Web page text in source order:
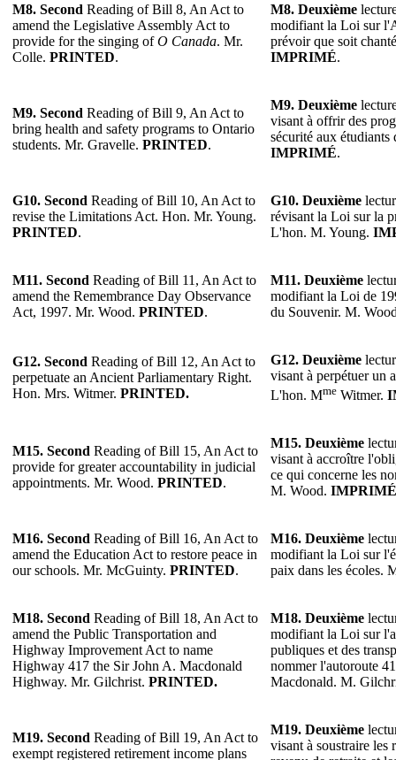
M8. Second Reading of Bill 8, An Act to
amend the Legislative Assembly Act to
provide for the singing ofO Canada. Mr.
Colle. PRINTED.
M8. Deuxième
modifiant la Loi sur
prévoir que soit
IMPRIMÉ.
M9. Second Reading of Bill 9, An Act to
bring health and safety programs to Ontario
students. Mr. Gravelle. PRINTED.
M9. Deuxième
visant à offrir des
sécurité aux
IMPRIMÉ.
G10. Second Reading of Bill 10, An Act to
revise the Limitations Act. Hon. Mr. Young.
PRINTED.
G10. Deuxième
révisant la Loi sur la
L'hon. M. Young.
M11. Second Reading of Bill 11, An Act to
amend the Remembrance Day Observance
Act, 1997. Mr. Wood. PRINTED.
M11. Deuxième
modifiant la Loi de
du Souvenir. M.
G12. Second Reading of Bill 12, An Act to
perpetuate an Ancient Parliamentary Right.
Hon. Mrs. Witmer. PRINTED.
G12. Deuxième
visant à perpétuer un
L'hon. Mme Witmer.
M15. Second Reading of Bill 15, An Act to
provide for greater accountability in judicial
appointments. Mr. Wood. PRINTED.
M15. Deuxième
visant à accroître
ce qui concerne les
M. Wood. IMPRIMÉ
M16. Second Reading of Bill 16, An Act to
amend the Education Act to restore peace in
our schools. Mr. McGuinty. PRINTED.
M16. Deuxième
modifiant la Loi sur
paix dans les écoles.
M18. Second Reading of Bill 18, An Act to
amend the Public Transportation and
Highway Improvement Act to name
Highway 417 the Sir John A. Macdonald
Highway. Mr. Gilchrist. PRINTED.
M18. Deuxième
modifiant la Loi sur
publiques et des
nommer l'autoroute
Macdonald. M.
M19. Second Reading of Bill 19, An Act to
exempt registered retirement income plans
M19. Deuxième
visant à soustraire les